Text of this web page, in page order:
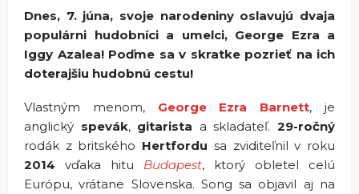
Dnes, 7. júna, svoje narodeniny oslavujú dvaja
populárni hudobníci a umelci, George Ezra a
Iggy Azalea! Poďme sa v skratke pozrieť na ich
doterajšiu hudobnú cestu!
Vlastným menom, George Ezra Barnett, je
anglický spevák, gitarista a skladateľ.29-ročný
rodák z britského Hertfordu sa zviditeľnil v roku
2014 vďaka hitu Budapest, ktorý obletel celú
Európu, vrátane Slovenska. Song sa objavil aj na